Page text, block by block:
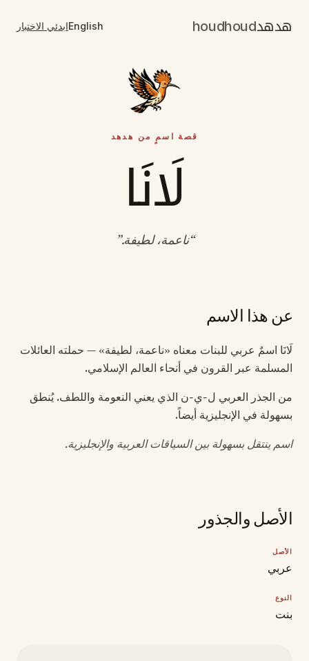
هدهدhoudhoud
Englishابدئي الاختبار
قصة اسمٍ من هدهد
لَانَا
“ناعمة، لطيفة.”
عن هذا الاسم
لَانَا اسمٌ عربي للبنات معناه «ناعمة، لطيفة» — حملته العائلات
المسلمة عبر القرون في أنحاء العالم الإسلامي.
من الجذر العربي ل-ي-ن الذي يعني النعومة واللطف. يُنطق
بسهولة في الإنجليزية أيضاً.
اسم ينتقل بسهولة بين السياقات العربية والإنجليزية.
الأصل والجذور
الأصل
عربي
النوع
بنت